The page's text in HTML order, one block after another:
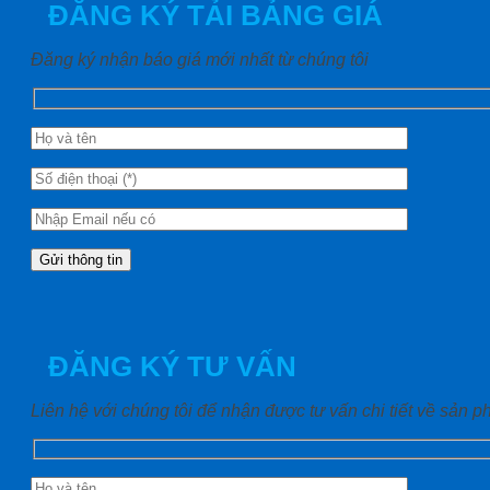
ĐĂNG KÝ TẢI BẢNG GIÁ
Đăng ký nhận báo giá mới nhất từ chúng tôi
ĐĂNG KÝ TƯ VẤN
Liên hệ với chúng tôi để nhận được tư vấn chi tiết về sản